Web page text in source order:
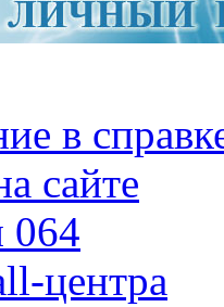
в
сайте
064
центра